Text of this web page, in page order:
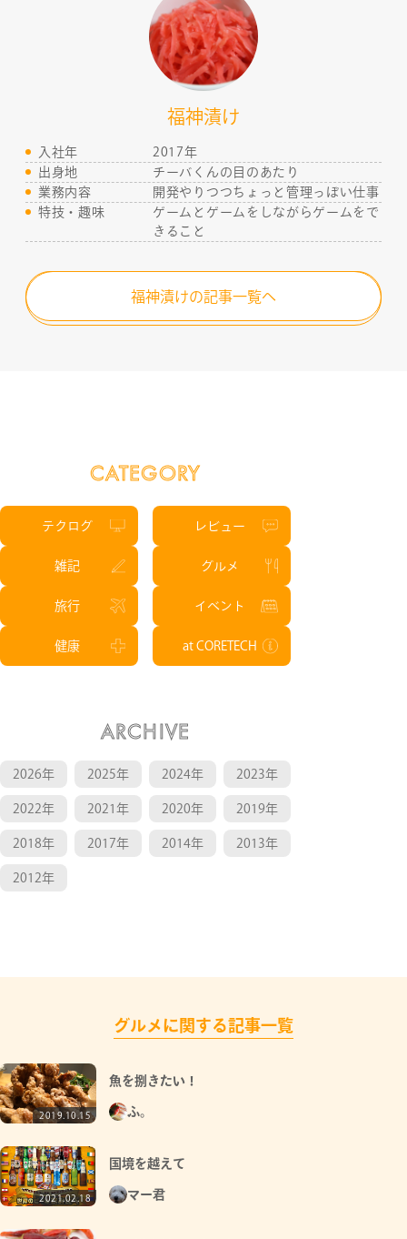
CONTACT
RECRUIT
CATEGORY
テクログ レビュー
雑記 グルメ
旅行 イベント
健康 at CORETECH
ARCHIVE
2026年 2025年 2024年 2023年
2022年 2021年 2020年 2019年
2018年 2017年 2014年 2013年
2012年
福神漬け
入社年
2017年
出身地
チーバくんの目のあたり
業務内容
開発やりつつちょっと管理っぽい仕事
特技・趣味
ゲームとゲームをしながらゲームをで
きること
福神漬けの記事一覧へ
グルメに関する記事一覧
2019.10.15
魚を捌きたい！
ふ。
2021.02.18
国境を越えて
マー君